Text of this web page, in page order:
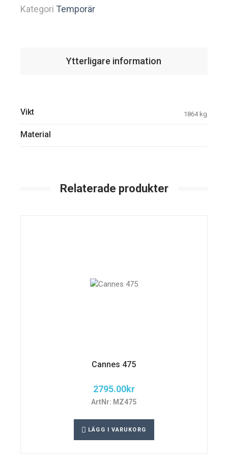
Kategori Temporär
Ytterligare information
Vikt 1864 kg
Material
Relaterade produkter
Cannes 475
2795.00kr
ArtNr: MZ475
LÄGG I VARUKORG